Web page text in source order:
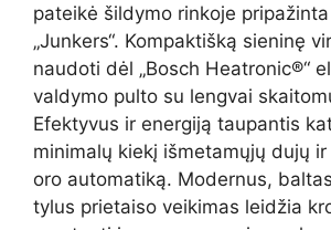
pateikė šildymo rinkoje
„Junkers“. Kompaktišką sieninę
naudoti dėl „Bosch Heatronic®“
valdymo pulto su lengvai
Efektyvus ir energiją taupantis
minimalų kiekį išmetamųjų dujų
oro automatiką. Modernus,
tylus prietaiso veikimas leidžia